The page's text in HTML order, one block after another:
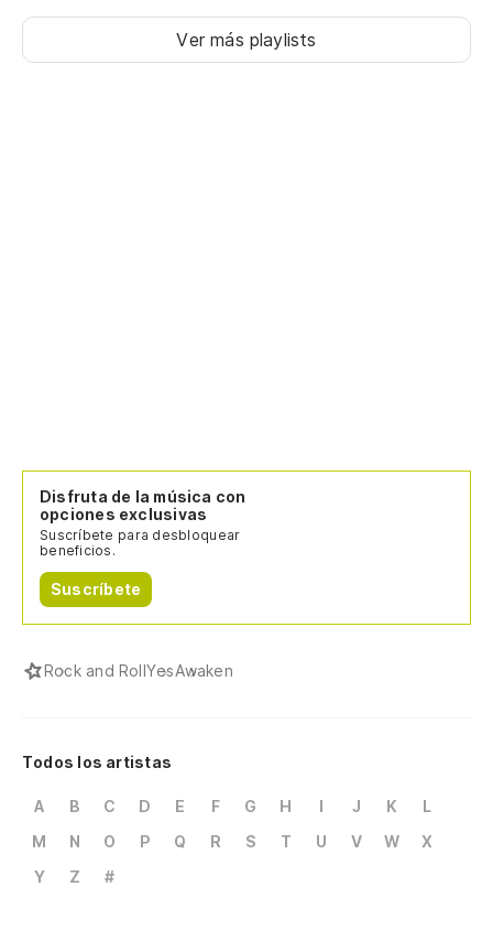
Ver más playlists
Disfruta de la música con
opciones exclusivas
Suscríbete para desbloquear
beneficios.
Suscríbete
Rock and RollYesAwaken
Todos los artistas
A B C D E F G H I J K
L
M
N O P Q R S T U V W
X
Y
Z #